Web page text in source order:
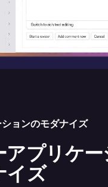
ョンのモダナイズ
アプリケ
イズ